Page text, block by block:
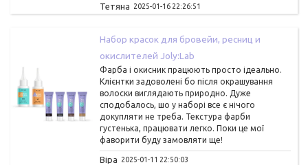
Тетяна 2025-01-16 22:26:51
Набор красок для бровейи, ресниц и
окислителей Joly:Lab
Фарба і окисник працюють просто ідеально.
Клієнтки задоволені бо після окрашування
волоски виглядають природно. Дуже
сподобалось, шо у наборі все є нічого
докупляти не треба. Текстура фарби
густенька, працювати легко. Поки це мої
фаворити буду замовляти ще!
Віра 2025-01-11 22:50:03